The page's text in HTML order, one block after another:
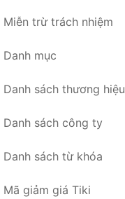
Miễn trừ trách nhiệm
Danh mục
Danh sách thương hiệu
Danh sách công ty
Danh sách từ khóa
Mã giảm giá Tiki